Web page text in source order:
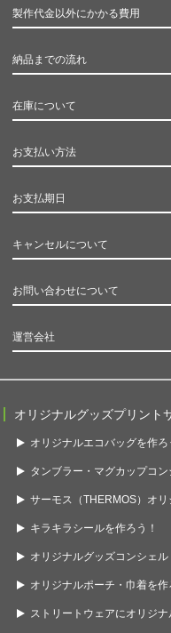
製作代金以外にかかる費用
納品までの流れ
在庫について
お支払い方法
お支払期日
キャンセルについて
お問い合わせについて
運営会社
オリジナルグッズプリント
オリジナルエコバッグを作ろ
タンブラー・マグカップコン
サーモス（THERMOS）オリ
キラキラシールを作ろう！
オリジナルグッズコンシェル
オリジナルポーチ・巾着を作
ストリートウェアにオリジナ